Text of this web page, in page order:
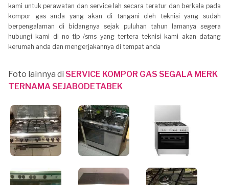
kami untuk perawatan dan service lah secara teratur dan berkala pada
kompor gas anda yang akan di tangani oleh teknisi yang sudah
berpengalaman di bidangnya sejak puluhan tahun lamanya segera
hubungi kami di no tlp /sms yang tertera teknisi kami akan datang
kerumah anda dan mengerjakannya di tempat anda
Foto lainnya di SERVICE KOMPOR GAS SEGALA MERK
TERNAMA SEJABODETABEK